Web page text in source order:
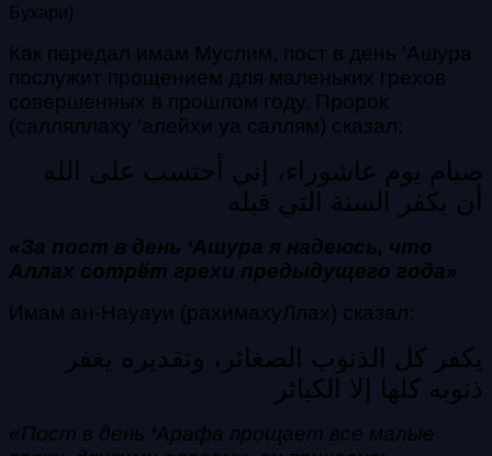
Бухари)
Как передал имам Муслим, пост в день ‘Ашура
послужит прощением для маленьких грехов
совершенных в прошлом году. Пророк
(салляллаху ‘алейхи уа саллям) сказал:
صيام يوم عاشوراء، إني أحتسب على الله
أن يكفر السنة التي قبله
«За пост в день ‘Ашура я надеюсь, что
Аллах сотрёт грехи предыдущего года»
Имам ан-Науауи (рахимахуЛлах) сказал:
يكفر كل الذنوب الصغائر، وتقديره يغفر
ذنوبه كلها إلا الكبائر
«Пост в день ‘Арафа прощает все малые